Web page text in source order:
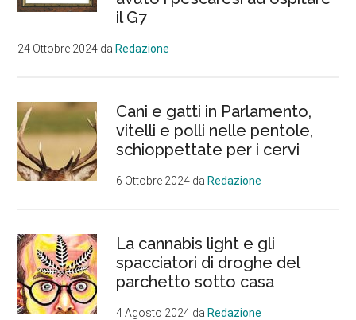
il G7
24 Ottobre 2024 daRedazione
Cani e gatti in Parlamento,
vitelli e polli nelle pentole,
schioppettate per i cervi
6 Ottobre 2024 daRedazione
La cannabis light e gli
spacciatori di droghe del
parchetto sotto casa
4 Agosto 2024 daRedazione